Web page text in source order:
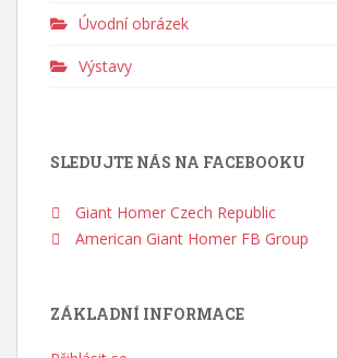
Úvodní obrázek
Výstavy
SLEDUJTE NÁS NA FACEBOOKU
Giant Homer Czech Republic
American Giant Homer FB Group
ZÁKLADNÍ INFORMACE